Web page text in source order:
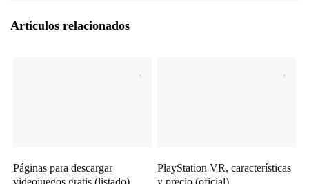
Artículos relacionados
Páginas para descargar
PlayStation VR, características